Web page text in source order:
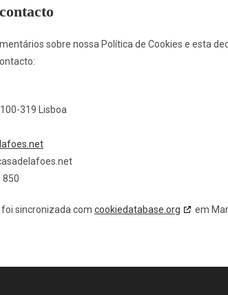
sobre nossa Política de Cookies e esta
319 Lisboa
850
foi sincronizada com cookiedatabase.org em